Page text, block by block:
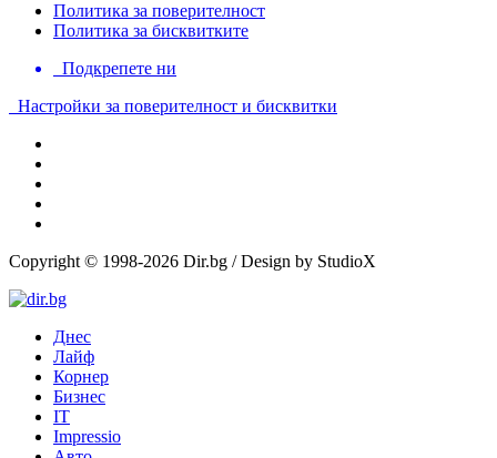
Политика за поверителност
Политика за бисквитките
Подкрепете ни
Настройки за поверителност и бисквитки
Copyright © 1998-2026 Dir.bg / Design by StudioX
Днес
Лайф
Корнер
Бизнес
IT
Impressio